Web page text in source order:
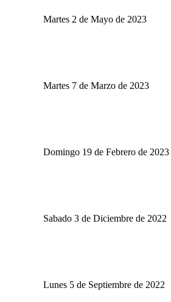
Martes 2 de Mayo de 2023
Martes 7 de Marzo de 2023
Domingo 19 de Febrero de 2023
Sabado 3 de Diciembre de 2022
Lunes 5 de Septiembre de 2022